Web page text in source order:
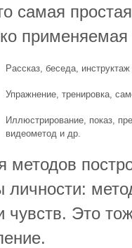
самая
применяемая
Рассказ, беседа,
Упражнение, тренировка,
Иллюстрирование, показ,
видеометод и др.
методов
личности:
чувств. Это